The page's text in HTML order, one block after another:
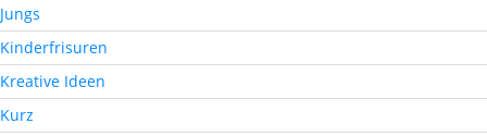
Jungs
Kinderfrisuren
Kreative Ideen
Kurz